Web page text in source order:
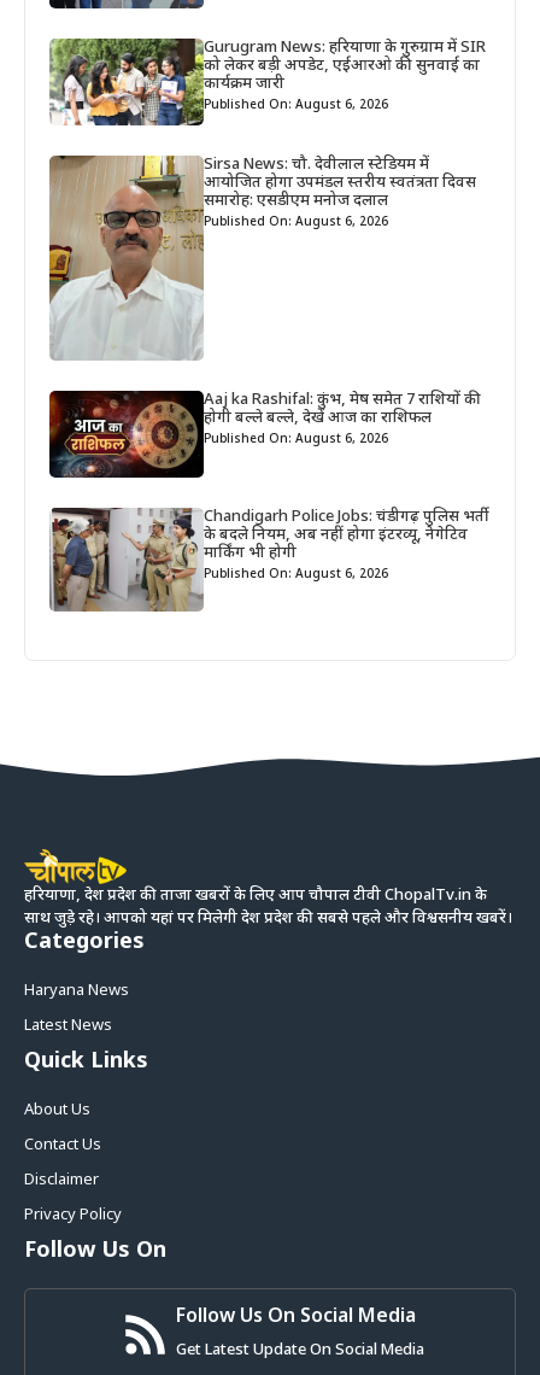
Gurugram News: हरियाणा के गुरुग्राम में SIR
को लेकर बड़ी अपडेट, एईआरओ की सुनवाई का
कार्यक्रम जारी
Published On: August 6, 2026
Sirsa News: चौ. देवीलाल स्टेडियम में
आयोजित होगा उपमंडल स्तरीय स्वतंत्रता दिवस
समारोह: एसडीएम मनोज दलाल
Published On: August 6, 2026
Aaj ka Rashifal: कुंभ, मेष समेत 7 राशियों की
होगी बल्ले बल्ले, देखें आज का राशिफल
Published On: August 6, 2026
Chandigarh Police Jobs: चंडीगढ़ पुलिस भर्ती
के बदले नियम, अब नहीं होगा इंटरव्यू, नेगेटिव
मार्किंग भी होगी
Published On: August 6, 2026
हरियाणा, देश प्रदेश की ताजा खबरों के लिए आप चौपाल टीवी ChopalTv.in के
साथ जुड़े रहे। आपको यहां पर मिलेगी देश प्रदेश की सबसे पहले और विश्वसनीय खबरें।
Categories
Haryana News
Latest News
Quick Links
About Us
Contact Us
Disclaimer
Privacy Policy
Follow Us On
Follow Us On Social Media
Get Latest Update On Social Media